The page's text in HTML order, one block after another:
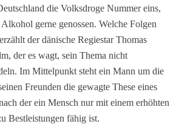
die Volksdroge Nummer eins,
gerne genossen. Welche Folgen
der dänische Regiestar Thomas
der es wagt, sein Thema nicht
Im Mittelpunkt steht ein Mann um die
Freunden die gewagte These eines
der ein Mensch nur mit einem erhöhten
Bestleistungen fähig ist.